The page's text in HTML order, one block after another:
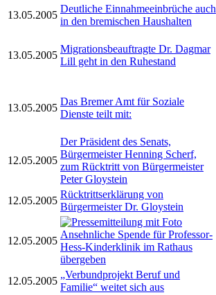
13.05.2005
Deutliche Einnahmeeinbrüche auch
in den bremischen Haushalten
13.05.2005
Migrationsbeauftragte Dr. Dagmar
Lill geht in den Ruhestand
13.05.2005
Das Bremer Amt für Soziale
Dienste teilt mit:
12.05.2005
Der Präsident des Senats,
Bürgermeister Henning Scherf,
zum Rücktritt von Bürgermeister
Peter Gloystein
12.05.2005
Rücktrittserklärung von
Bürgermeister Dr. Gloystein
12.05.2005
Ansehnliche Spende für Professor-
Hess-Kinderklinik im Rathaus
übergeben
12.05.2005
„Verbundprojekt Beruf und
Familie“ weitet sich aus